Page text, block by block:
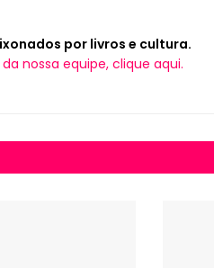
por livros e cultura.
nossa equipe, clique aqui.